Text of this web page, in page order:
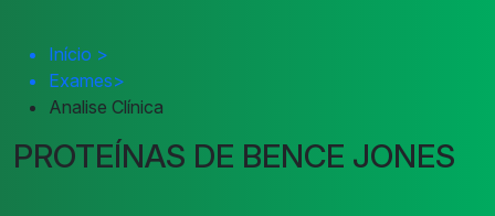
Início >
Exames>
Analise Clínica
PROTEÍNAS DE BENCE JONES